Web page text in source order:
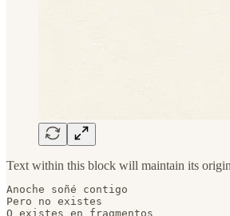
Text within this block will maintain its
Anoche soñé contigo
Pero no existes
O existes en fragmentos